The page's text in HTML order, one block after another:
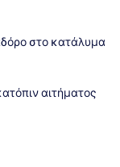
στο κατάλυμα
αιτήματος